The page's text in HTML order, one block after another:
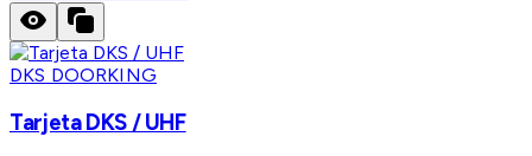
DKS DOORKING
Tarjeta DKS / UHF